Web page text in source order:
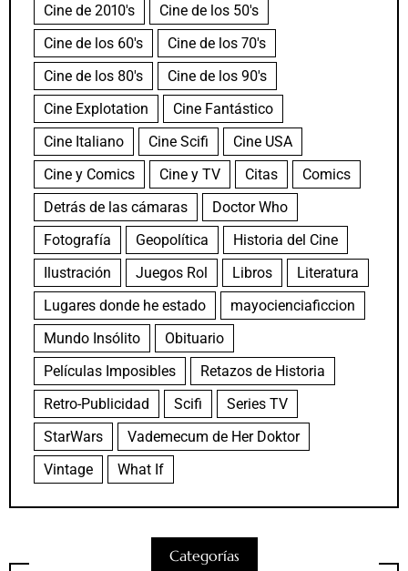
Cine de 2010's
Cine de los 50's
Cine de los 60's
Cine de los 70's
Cine de los 80's
Cine de los 90's
Cine Explotation
Cine Fantástico
Cine Italiano
Cine Scifi
Cine USA
Cine y Comics
Cine y TV Citas
Comics
Detrás de las cámaras
Doctor Who
Fotografía
Geopolítica
Historia del Cine
Ilustración
Juegos Rol Libros
Literatura
Lugares donde he estado
mayocienciaficcion
Mundo Insólito
Obituario
Películas Imposibles
Retazos de Historia
Retro-Publicidad
Scifi
Series TV
StarWars
Vademecum de Her Doktor
Vintage
What If
Categorías